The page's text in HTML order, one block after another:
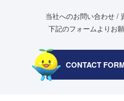
当社へのお問い合わせ /
下記のフォームよりお
CONTACT